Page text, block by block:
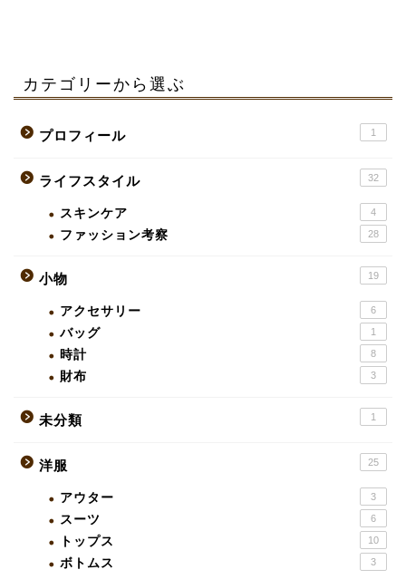
カテゴリーから選ぶ
プロフィール 1
ライフスタイル 32
スキンケア 4
ファッション考察 28
小物 19
アクセサリー 6
バッグ 1
時計 8
財布 3
未分類 1
洋服 25
アウター 3
スーツ 6
トップス 10
ボトムス 3